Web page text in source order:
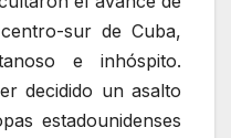
sur de Cuba,
e inhóspito.
decidido un asalto
estadounidenses